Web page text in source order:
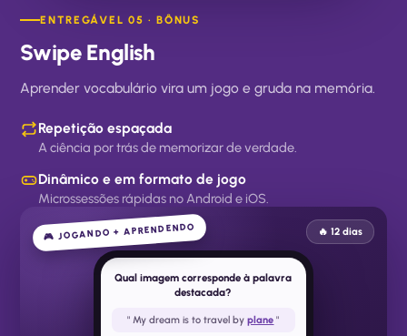
ENTREGÁVEL 05 · BÔNUS
Swipe English
Aprender vocabulário vira um jogo e gruda na memória.
Repetição espaçada
A ciência por trás de memorizar de verdade.
Dinâmico e em formato de jogo
Microssessões rápidas no Android e iOS.
🎮 JOGANDO + APRENDENDO 🔥 12 dias
Qual imagem corresponde à palavra
destacada?
" My dream is to travel byplane "